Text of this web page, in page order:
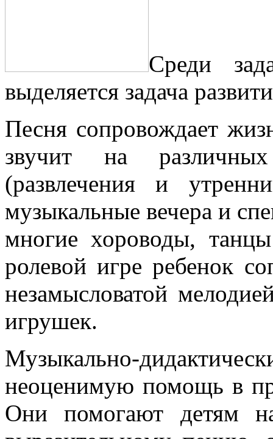
Среди
выделяется задача
Песня сопровождает
звучит на
(развлечения и
музыкальные вечера и
многие хороводы,
ролевой игре ребенок
незамысловатой
игрушек.
Музыкально-
неоценимую помощь в
Они помогают детям